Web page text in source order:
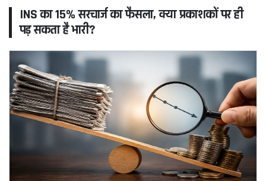
INS का 15% सरचार्ज का फैसला, क्या प्रकाशकों पर ही
पड़ सकता है भारी?